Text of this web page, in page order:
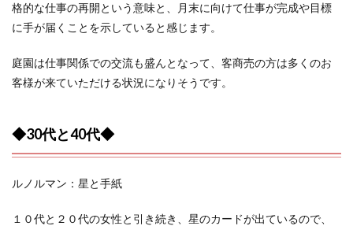
格的な仕事の再開という意味と、月末に向けて仕事が完成や目標
に手が届くことを示していると感じます。
庭園は仕事関係での交流も盛んとなって、客商売の方は多くのお
客様が来ていただける状況になりそうです。
◆30代と40代◆
ルノルマン：星と手紙
１０代と２０代の女性と引き続き、星のカードが出ているので、